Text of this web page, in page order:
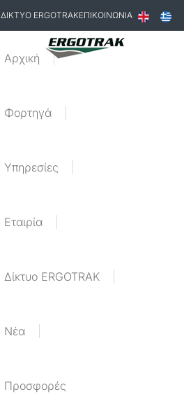
ΔΙΚΤΥΟ ERGOTRAKΕΠΙΚΟΙΝΩΝΙΑ
Αρχική
Φορτηγά
Υπηρεσίες
Εταιρία
Δίκτυο ERGOTRAK
Nέα
Προσφορές